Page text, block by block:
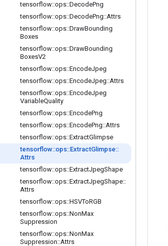
tensorflow::ops::DecodePng
tensorflow::ops::DecodePng::Attrs
tensorflow::ops::DrawBounding
Boxes
tensorflow::ops::DrawBounding
BoxesV2
tensorflow::ops::EncodeJpeg
tensorflow::ops::EncodeJpeg::Attrs
tensorflow::ops::EncodeJpeg
VariableQuality
tensorflow::ops::EncodePng
tensorflow::ops::EncodePng::Attrs
tensorflow::ops::ExtractGlimpse
tensorflow::ops::ExtractGlimpse::
Attrs
tensorflow::ops::ExtractJpegShape
tensorflow::ops::ExtractJpegShape::
Attrs
tensorflow::ops::HSVToRGB
tensorflow::ops::NonMax
Suppression
tensorflow::ops::NonMax
Suppression::Attrs